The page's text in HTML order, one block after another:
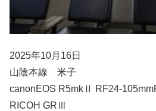
2025年10月16日
山陰本線 米子
canonEOS R5mkⅡ RF24-
RICOH GRⅢ